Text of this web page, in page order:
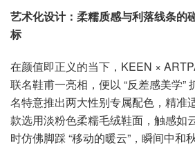
艺术化设计：柔糯质感与利落线条的
标
在颜值即正义的当下，KEEN ×
联名鞋甫一亮相，便以 “反差感美学”
名特意推出两大性别专属配色，精准
款选用淡粉色柔糯毛绒鞋面，触感如
时仿佛脚踩 “移动的暖云”，瞬间中和